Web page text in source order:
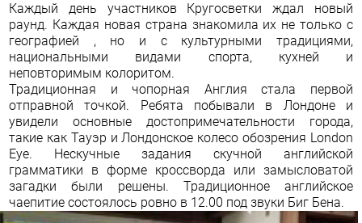
Каждый день участников Кругосветки ждал новый
раунд. Каждая новая страна знакомила их не только с
географией , но и с культурными традициями,
национальными видами спорта, кухней и
неповторимым колоритом.
Традиционная и чопорная Англия стала первой
отправной точкой. Ребята побывали в Лондоне и
увидели основные достопримечательности города,
такие как Тауэр и Лондонское колесо обозрения London
Eye. Нескучные задания скучной английской
грамматики в форме кроссворда или замысловатой
загадки были решены. Традиционное английское
чаепитие состоялось ровно в 12.00 под звуки Биг Бена.